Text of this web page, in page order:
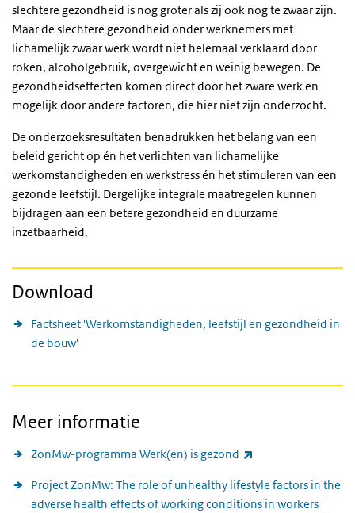
slechtere gezondheid is nog groter als zij ook nog te zwaar zijn.
Maar de slechtere gezondheid onder werknemers met
lichamelijk zwaar werk wordt niet helemaal verklaard door
roken, alcoholgebruik, overgewicht en weinig bewegen. De
gezondheidseffecten komen direct door het zware werk en
mogelijk door andere factoren, die hier niet zijn onderzocht.
De onderzoeksresultaten benadrukken het belang van een
beleid gericht op én het verlichten van lichamelijke
werkomstandigheden en werkstress én het stimuleren van een
gezonde leefstijl. Dergelijke integrale maatregelen kunnen
bijdragen aan een betere gezondheid en duurzame
inzetbaarheid.
Download
Factsheet 'Werkomstandigheden, leefstijl en gezondheid in
de bouw'
Meer informatie
ZonMw-programma Werk(en) is gezond
Project ZonMw: The role of unhealthy lifestyle factors in the
adverse health effects of working conditions in workers